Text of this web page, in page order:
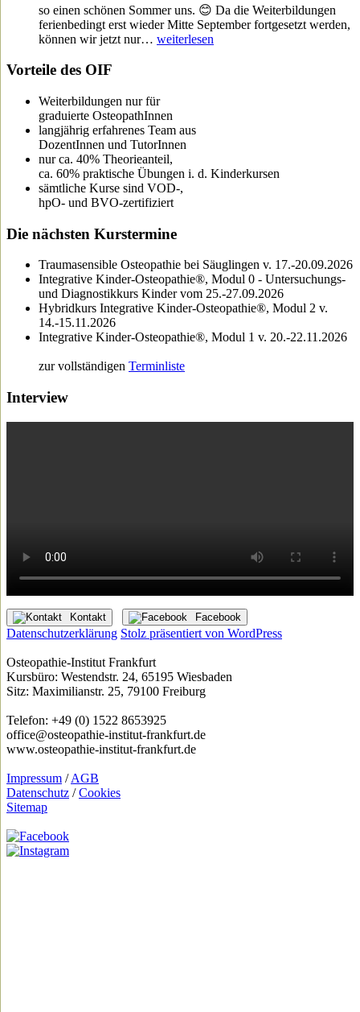
so einen schönen Sommer uns. 😊 Da die Weiterbildungen
ferienbedingt erst wieder Mitte September fortgesetzt werden,
können wir jetzt nur… Der
weiterlesen
Vorteile des OIF
Weiterbildungen nur für
graduierte OsteopathInnen
langjährig erfahrenes Team aus
DozentInnen und TutorInnen
nur ca. 40% Theorieanteil,
ca. 60% praktische Übungen i. d. Kinderkursen
sämtliche Kurse sind VOD-,
hpO- und BVO-zertifiziert
Die nächsten Kurstermine
Traumasensible Osteopathie bei Säuglingen v. 17.-20.09.2026
Integrative Kinder-Osteopathie®, Modul 0 - Untersuchungs-
und Diagnostikkurs Kinder vom 25.-27.09.2026
Hybridkurs Integrative Kinder-Osteopathie®, Modul 2 v.
14.-15.11.2026
Integrative Kinder-Osteopathie®, Modul 1 v. 20.-22.11.2026
zur vollständigen Terminliste
Interview
Kontakt Facebook
Datenschutzerklärung Stolz präsentiert von WordPress
Osteopathie-Institut Frankfurt
Kursbüro: Westendstr. 24, 65195 Wiesbaden
Sitz: Maximilianstr. 25, 79100 Freiburg
Telefon: +49 (0) 1522 8653925
office@osteopathie-institut-frankfurt.de
www.osteopathie-institut-frankfurt.de
Impressum /AGB
Datenschutz /Cookies
Sitemap